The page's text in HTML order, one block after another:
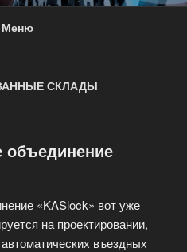
Меню
СКЛАДЫ
объединение
«KASlock» вот уже
на проектировании,
въездных